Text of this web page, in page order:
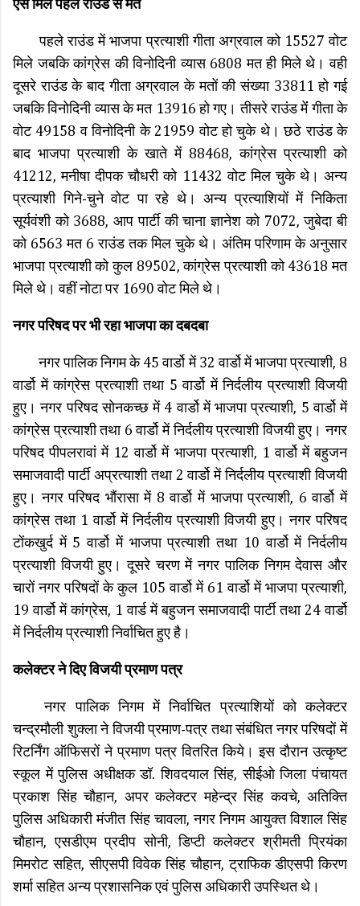
ऐसे मिले पहले राउंड से मत
पहले राउंड में भाजपा प्रत्याशी गीता अग्रवाल को 15527 वोट
मिले जबकि कांग्रेस की विनोदिनी व्यास 6808 मत ही मिले थे। वही
दूसरे राउंड के बाद गीता अग्रवाल के मतों की संख्या 33811 हो गई
जबकि विनोदिनी व्यास के मत 13916 हो गए। तीसरे राउंड मेंं गीता के
वोट 49158 व विनोदिनी के 21959 वोट हो चुके थे। छठे राउंड के
बाद भाजपा प्रत्याशी के खाते में 88468, कांग्रेस प्रत्याशी को
41212, मनीषा दीपक चौधरी को 11432 वोट मिल चुके थे। अन्य
प्रत्याशी गिने-चुने वोट पा रहे थे। अन्य प्रत्याशियों में निकिता
सूर्यवंशी को 3688, आप पार्टी की चाना ज्ञानेश को 7072, जुबेदा बी
को 6563 मत 6 राउंड तक मिल चुके थे। अंतिम परिणाम के अनुसार
भाजपा प्रत्याशी को कुल 89502, कांग्रेस प्रत्याशी को 43618 मत
मिले थे। वहीं नोटा पर 1690 वोट मिले थे।
नगर परिषद पर भी रहा भाजपा का दबदबा
नगर पालिक निगम के 45 वार्डो में 32 वार्डो में भाजपा प्रत्याशी, 8
वार्डो में कांग्रेस प्रत्याशी तथा 5 वार्डो में निर्दलीय प्रत्याशी विजयी
हुए। नगर परिषद सोनकच्छ में 4 वार्डो में भाजपा प्रत्याशी, 5 वार्डो में
कांग्रेस प्रत्याशी तथा 6 वार्डो में निर्दलीय प्रत्याशी विजयी हुए। नगर
परिषद पीपलरावां में 12 वार्डो में भाजपा प्रत्याशी, 1 वार्डो में बहुजन
समाजवादी पार्टी अप्रत्याशी तथा 2 वार्डो में निर्दलीय प्रत्याशी विजयी
हुए। नगर परिषद भौंरासा में 8 वार्डो में भाजपा प्रत्याशी, 6 वार्डो में
कांग्रेस तथा 1 वार्डो में निर्दलीय प्रत्याशी विजयी हुए। नगर परिषद
टोंकखुर्द में 5 वार्डो में भाजपा प्रत्याशी तथा 10 वार्डो में निर्दलीय
प्रत्याशी विजयी हुए। दूसरे चरण में नगर पालिक निगम देवास और
चारों नगर परिषदों के कुल 105 वार्डो में 61 वार्डो में भाजपा प्रत्याशी,
19 वार्डो में कांग्रेस, 1 वार्ड में बहुजन समाजवादी पार्टी तथा 24 वार्डो
में निर्दलीय प्रत्याशी निर्वाचित हुए है।
कलेक्टर ने दिए विजयी प्रमाण पत्र
नगर पालिक निगम में निर्वाचित प्रत्याशियों को कलेक्टर
चन्द्रमौली शुक्ला ने विजयी प्रमाण-पत्र तथा संबंधित नगर परिषदों में
रिटर्निंग ऑफिसरों ने प्रमाण पत्र वितरित किये। इस दौरान उत्कृष्ट
स्कूल में पुलिस अधीक्षक डॉ. शिवदयाल सिंह, सीईओ जिला पंचायत
प्रकाश सिंह चौहान, अपर कलेक्टर महेन्द्र सिंह कवचे, अतिक्ति
पुलिस अधिकारी मंजीत सिंह चावला, नगर निगम आयुक्त विशाल सिंह
चौहान, एसडीएम प्रदीप सोनी, डिप्टी कलेक्टर श्रीमती प्रियंका
मिमरोट सहित, सीएसपी विवेक सिंह चौहान, ट्राफिक डीएसपी किरण
शर्मा सहित अन्य प्रशासनिक एवं पुलिस अधिकारी उपस्थित थे।